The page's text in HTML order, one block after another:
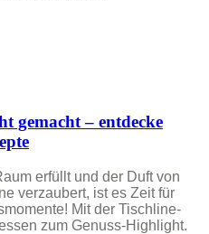
gemacht – entdecke
erfüllt und der Duft von
verzaubert, ist es Zeit für
Mit der Tischline-
zum Genuss-Highlight.